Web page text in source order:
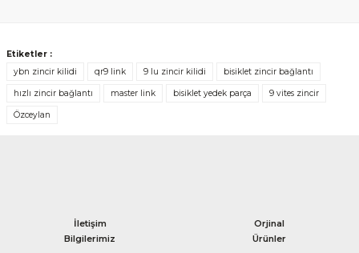
Etiketler :
ybn zincir kilidi
qr9 link 9 lu zincir kilidi bisiklet zincir bağlantı
hızlı zincir bağlantı master link bisiklet yedek parça 9 vites zincir
Özceylan
İletişim
Bilgilerimiz
Orjinal
Ürünler